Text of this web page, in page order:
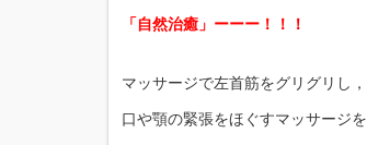
「自然治癒」ーーー！！！
マッサージで左首筋をグリグリし，
口や顎の緊張をほぐすマッサージを